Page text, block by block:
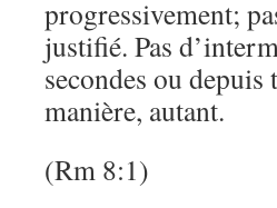
progressivement;
justifié. Pas
secondes ou
manière, autant.
(Rm 8:1)